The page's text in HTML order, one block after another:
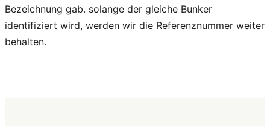
Bezeichnung gab. solange der gleiche Bunker
identifiziert wird, werden wir die Referenznummer weiter
behalten.